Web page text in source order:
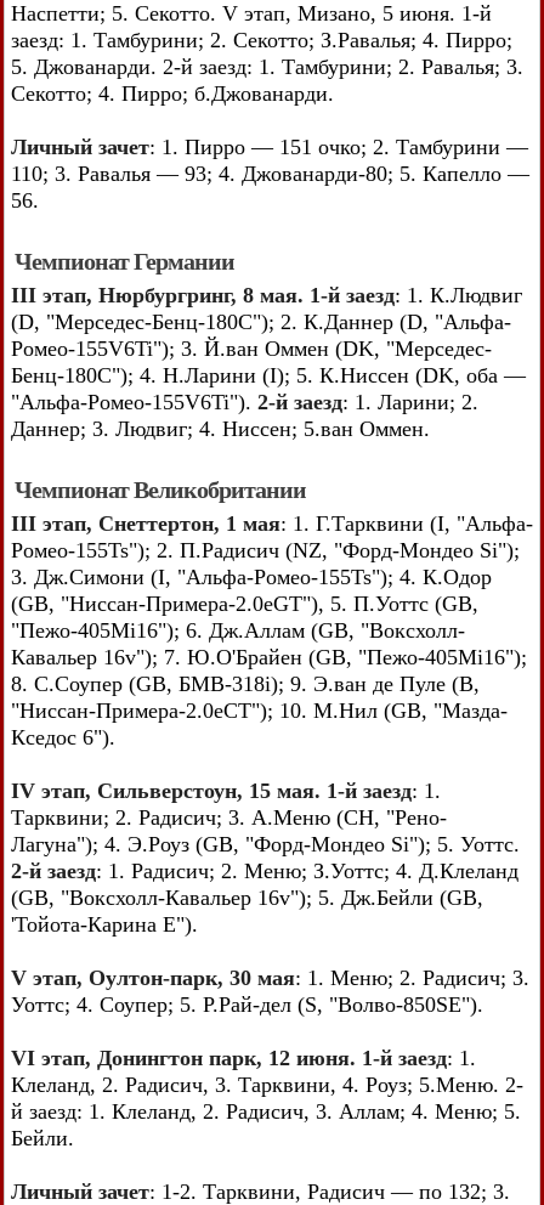
Наспетти; 5. Секотто. V этап, Мизано, 5 июня. 1-й
заезд: 1. Тамбурини; 2. Секотто; З.Равалья; 4. Пирро;
5. Джованарди. 2-й заезд: 1. Тамбурини; 2. Равалья; 3.
Секотто; 4. Пирро; б.Джованарди.
Личный зачет: 1. Пирро — 151 очко; 2. Тамбурини —
110; 3. Равалья — 93; 4. Джованарди-80; 5. Капелло —
56.
Чемпионат Германии
III этап, Нюрбургринг, 8 мая. 1-й заезд: 1. К.Людвиг
(D, "Мерседес-Бенц-180С"); 2. К.Даннер (D, "Альфа-
Ромео-155V6Ti"); 3. Й.ван Оммен (DK, "Мерседес-
Бенц-180С"); 4. Н.Ларини (I); 5. К.Ниссен (DK, оба —
"Альфа-Ромео-155V6Ti"). 2-й заезд: 1. Ларини; 2.
Даннер; 3. Людвиг; 4. Ниссен; 5.ван Оммен.
Чемпионат Великобритании
III этап, Снеттертон, 1 мая: 1. Г.Тарквини (I, "Альфа-
Ромео-155Ts"); 2. П.Радисич (NZ, "Форд-Мондео Si");
3. Дж.Симони (I, "Альфа-Ромео-155Ts"); 4. К.Одор
(GB, "Ниссан-Примера-2.0eGT"), 5. П.Уоттс (GB,
"Пежо-405Mi16"); 6. Дж.Аллам (GB, "Воксхолл-
Кавальер 16v"); 7. Ю.О'Брайен (GB, "Пежо-405Mi16");
8. С.Соупер (GB, БМВ-318i); 9. Э.ван де Пуле (В,
"Ниссан-Примера-2.0еСТ"); 10. М.Нил (GB, "Мазда-
Кседос 6").
IV этап, Сильверстоун, 15 мая. 1-й заезд: 1.
Тарквини; 2. Радисич; 3. А.Меню (СН, "Рено-
Лагуна"); 4. Э.Роуз (GB, "Форд-Мондео Si"); 5. Уоттс.
2-й заезд: 1. Радисич; 2. Меню; З.Уоттс; 4. Д.Клеланд
(GB, "Воксхолл-Кавальер 16v"); 5. Дж.Бейли (GB,
'Тойота-Карина Е").
V этап, Оултон-парк, 30 мая: 1. Меню; 2. Радисич; 3.
Уоттс; 4. Соупер; 5. Р.Рай-дел (S, "Волво-850SE").
VI этап, Донингтон парк, 12 июня. 1-й заезд: 1.
Клеланд, 2. Радисич, 3. Тарквини, 4. Роуз; 5.Меню. 2-
й заезд: 1. Клеланд, 2. Радисич, 3. Аллам; 4. Меню; 5.
Бейли.
Личный зачет: 1-2. Тарквини, Радисич — по 132; 3.